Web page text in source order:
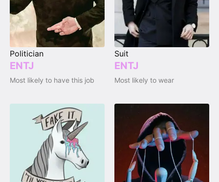
Politician
ENTJ
Most likely to have this job
Suit
ENTJ
Most likely to wear